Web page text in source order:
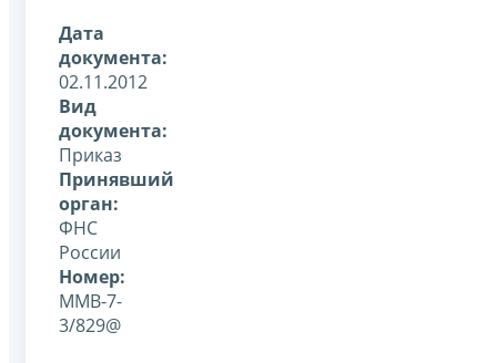
Дата
документа:
02.11.2012
Вид
документа:
Приказ
Принявший
орган:
ФНС
России
Номер:
ММВ-7-
3/829@